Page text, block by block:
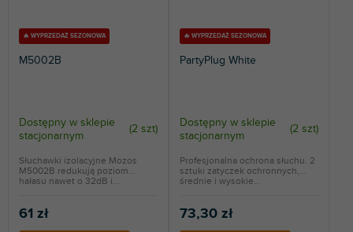
🔥 WYPRZEDAŻ SEZONOWA
M5002B
Dostępny w sklepie
stacjonarnym
(2 szt)
61 zł
Słuchawki izolacyjne Mozos
M5002B redukują poziom
hałasu nawet o 32dB i...
🔥 WYPRZEDAŻ SEZONOWA
PartyPlug White
Dostępny w sklepie
stacjonarnym
(2 szt)
73,30 zł
Profesjonalna ochrona słuchu. 2
sztuki zatyczek ochronnych,
średnie i wysokie...